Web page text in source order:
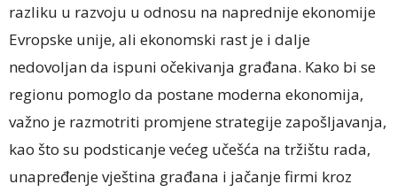
razliku u razvoju u odnosu na naprednije ekonomije
Evropske unije, ali ekonomski rast je i dalje
nedovoljan da ispuni očekivanja građana. Kako bi se
regionu pomoglo da postane moderna ekonomija,
važno je razmotriti promjene strategije zapošljavanja,
kao što su podsticanje većeg učešća na tržištu rada,
unapređenje vještina građana i jačanje firmi kroz